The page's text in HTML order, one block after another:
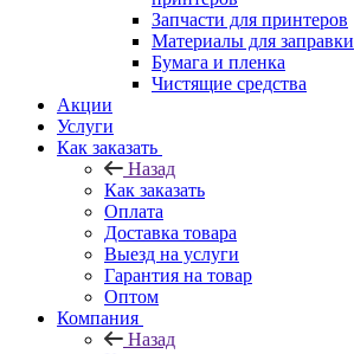
Запчасти для принтеров
Материалы для заправки
Бумага и пленка
Чистящие средства
Акции
Услуги
Как заказать
Назад
Как заказать
Оплата
Доставка товара
Выезд на услуги
Гарантия на товар
Оптом
Компания
Назад